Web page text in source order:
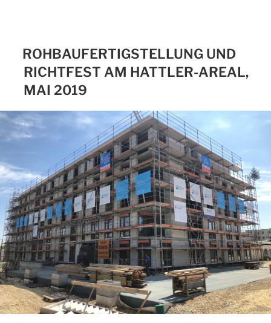
ROHBAUFERTIGSTELLUNG UND
RICHTFEST AM HATTLER-AREAL,
MAI 2019